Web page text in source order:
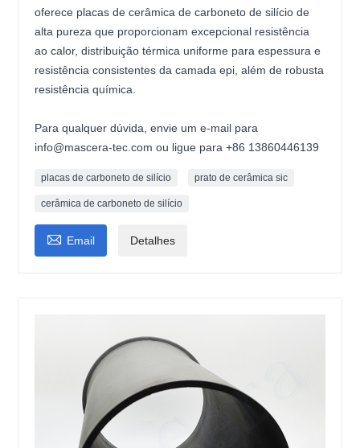
oferece placas de cerâmica de carboneto de silício de
alta pureza que proporcionam excepcional resistência
ao calor, distribuição térmica uniforme para espessura e
resistência consistentes da camada epi, além de robusta
resistência química.
Para qualquer dúvida, envie um e-mail para
info@mascera-tec.com ou ligue para +86 13860446139
placas de carboneto de silício prato de cerâmica sic
cerâmica de carboneto de silício
 Email Detalhes